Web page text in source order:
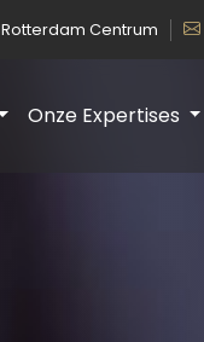
Rotterdam Centrum
Onze Expertises